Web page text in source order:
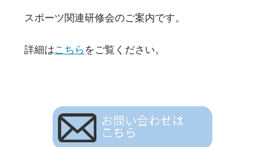
スポーツ関連研修会のご案内です。
詳細はこちら をご覧ください。